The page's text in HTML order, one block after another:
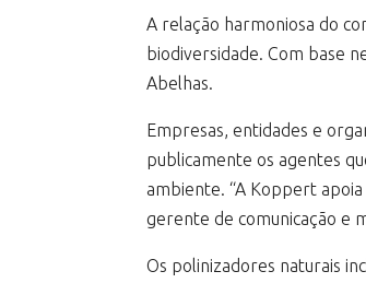
A relação harmoniosa do
biodiversidade. Com base
Abelhas.
Empresas, entidades e
publicamente os agentes
ambiente. “A Koppert
gerente de comunicação e
Os polinizadores naturais